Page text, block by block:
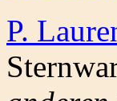
P.